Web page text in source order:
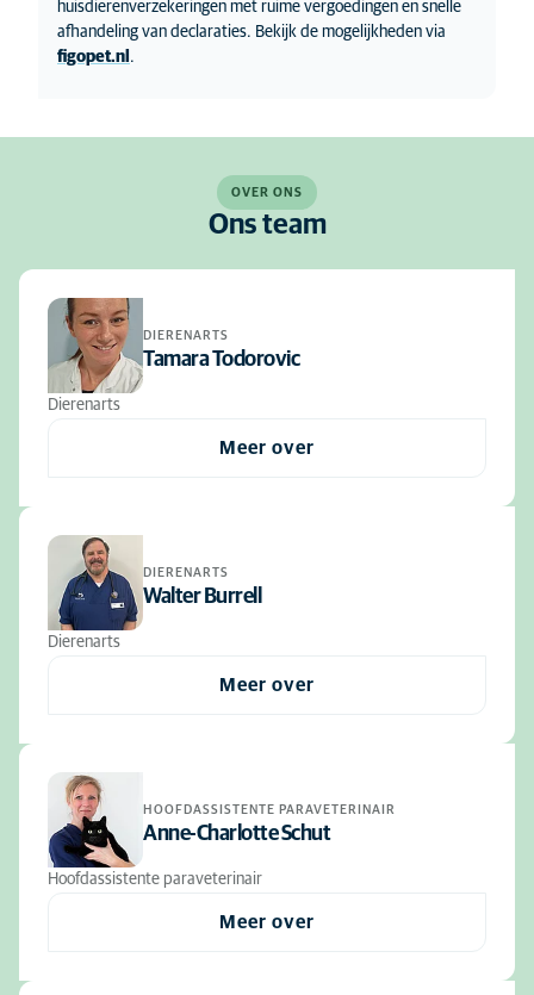
huisdierenverzekeringen met ruime vergoedingen en snelle
afhandeling van declaraties. Bekijk de mogelijkheden via
figopet.nl .
OVER ONS
Ons team
DIERENARTS
Tamara Todorovic
Dierenarts
Meer over
DIERENARTS
Walter Burrell
Dierenarts
Meer over
HOOFDASSISTENTE PARAVETERINAIR
Anne-Charlotte Schut
Hoofdassistente paraveterinair
Meer over